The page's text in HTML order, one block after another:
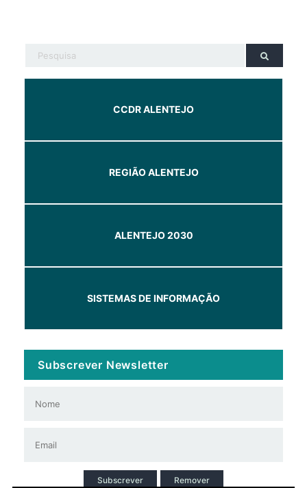
CCDR ALENTEJO
REGIÃO ALENTEJO
ALENTEJO 2030
SISTEMAS DE INFORMAÇÃO
Subscrever Newsletter
Subscrever Remover